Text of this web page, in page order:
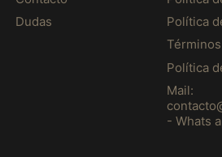
Dudas
Política
Política
Mail:
- Whats
Guyane française